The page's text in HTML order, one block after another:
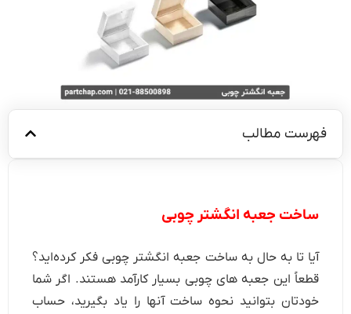
فهرست مطالب
ساخت جعبه انگشتر چوبی
آیا تا به حال به ساخت جعبه انگشتر چوبی فکر کرده‌اید؟
قطعاً این جعبه های چوبی بسیار کارآمد هستند. اگر شما
خودتان بتوانید نحوه ساخت آنها را یاد بگیرید، حساب